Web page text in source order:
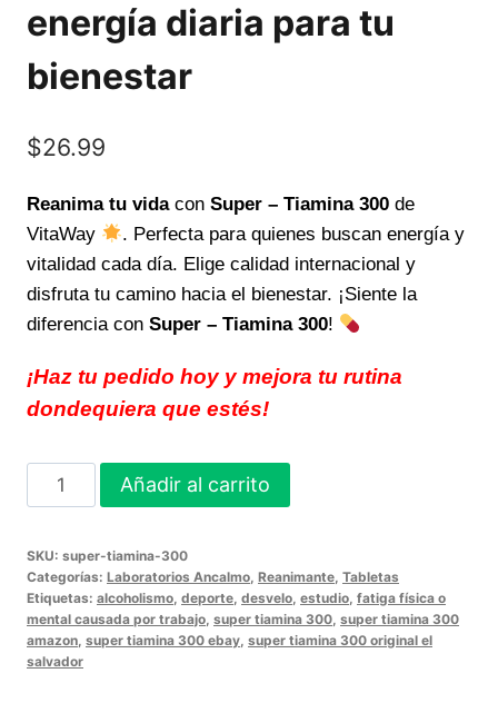
energía diaria para tu
bienestar
$26.99
Reanima tu vidacon Super – Tiamina 300 de
VitaWay
. Perfecta para quienes buscan energía y
vitalidad cada día. Elige calidad internacional y
disfruta tu camino hacia el bienestar. ¡Siente la
diferencia con Super – Tiamina 300!
¡Haz tu pedido hoy y mejora tu rutina
dondequiera que estés!
Reanima
tu
con
Super
-
Tiamina
Añadir al carrito
SKU: super-tiamina-300
Categorías: Laboratorios Ancalmo Reanimante Tabletas
Etiquetas: alcoholismo deporte desvelo estudio fatiga física o
mental causada por trabajo super tiamina 300 super tiamina 300
amazon super tiamina 300 ebay super tiamina 300 original el
salvador